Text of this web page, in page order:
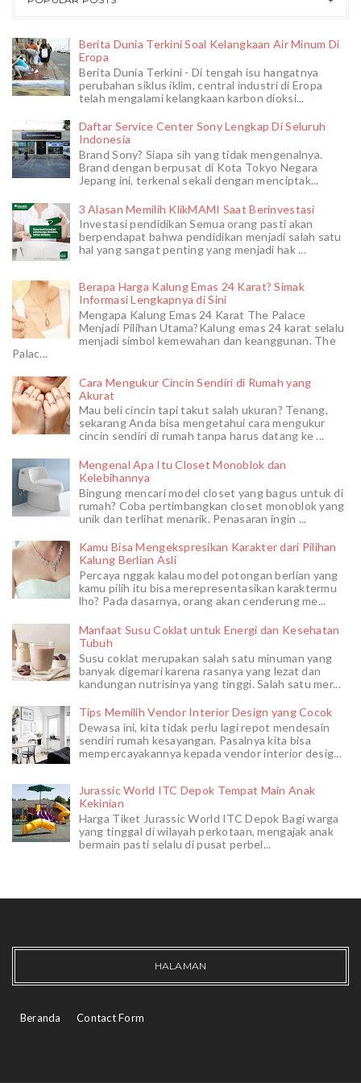
Berita Dunia Terkini Soal Kelangkaan Air Minum Di
Eropa
Berita Dunia Terkini - Di tengah isu hangatnya
perubahan siklus iklim, central industri di Eropa
telah mengalami kelangkaan karbon dioksi...
Daftar Service Center Sony Lengkap Di Seluruh
Indonesia
Brand Sony? Siapa sih yang tidak mengenalnya.
Brand dengan berpusat di Kota Tokyo Negara
Jepang ini, terkenal sekali dengan menciptak...
3 Alasan Memilih KlikMAMI Saat Berinvestasi
Investasi pendidikan Semua orang pasti akan
berpendapat bahwa pendidikan menjadi salah satu
hal yang sangat penting yang menjadi hak ...
Berapa Harga Kalung Emas 24 Karat? Simak
Informasi Lengkapnya di Sini
Mengapa Kalung Emas 24 Karat The Palace
Menjadi Pilihan Utama?Kalung emas 24 karat selalu
menjadi simbol kemewahan dan keanggunan. The
Palac...
Cara Mengukur Cincin Sendiri di Rumah yang
Akurat
Mau beli cincin tapi takut salah ukuran? Tenang,
sekarang Anda bisa mengetahui cara mengukur
cincin sendiri di rumah tanpa harus datang ke ...
Mengenal Apa Itu Closet Monoblok dan
Kelebihannya
Bingung mencari model closet yang bagus untuk di
rumah? Coba pertimbangkan closet monoblok yang
unik dan terlihat menarik. Penasaran ingin ...
Kamu Bisa Mengekspresikan Karakter dari Pilihan
Kalung Berlian Asli
Percaya nggak kalau model potongan berlian yang
kamu pilih itu bisa merepresentasikan karaktermu
lho? Pada dasarnya, orang akan cenderung me...
Manfaat Susu Coklat untuk Energi dan Kesehatan
Tubuh
Susu coklat merupakan salah satu minuman yang
banyak digemari karena rasanya yang lezat dan
kandungan nutrisinya yang tinggi. Salah satu mer...
Tips Memilih Vendor Interior Design yang Cocok
Dewasa ini, kita tidak perlu lagi repot mendesain
sendiri rumah kesayangan. Pasalnya kita bisa
mempercayakannya kepada vendor interior desig...
Jurassic World ITC Depok Tempat Main Anak
Kekinian
Harga Tiket Jurassic World ITC Depok Bagi warga
yang tinggal di wilayah perkotaan, mengajak anak
bermain pasti selalu di pusat perbel...
HALAMAN
Beranda Contact Form